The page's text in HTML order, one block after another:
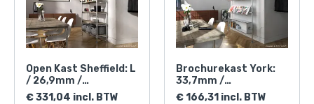
Open Kast Sheffield: L
/ 26,9mm /
zilverkleurig
€ 331,04 incl. BTW
Brochurekast York:
33,7mm /
zilverkleurig
€ 166,31 incl. BTW